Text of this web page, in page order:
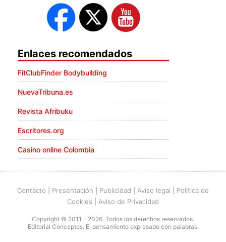
Enlaces recomendados
FitClubFinder Bodybuilding
NuevaTribuna.es
Revista Afribuku
Escritores.org
Casino online Colombia
Contacto Presentación Publicidad Aviso legal
Política de
Cookies
Aviso de Privacidad
Copyright © 2011 - 2026. Todos los derechos reservados.
Editorial Conceptos. El pensamiento expresado con palabras.